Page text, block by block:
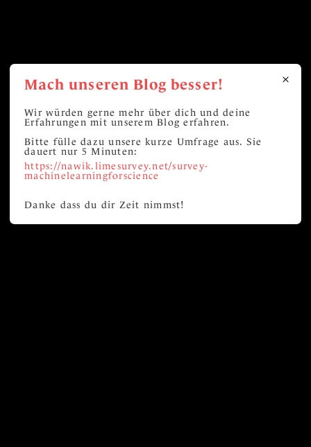
Mach unseren Blog besser!
Wir würden gerne mehr über dich und deine
Erfahrungen mit unserem Blog erfahren.
Bitte fülle dazu unsere kurze Umfrage aus. Sie
dauert nur 5 Minuten:
https://nawik.limesurvey.net/survey-
machinelearningforscience
Danke dass du dir Zeit nimmst!